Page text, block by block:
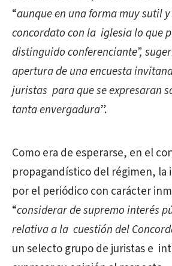
“aunque en una forma muy sutil
concordato con la iglesia lo que
distinguido conferenciante”,
apertura de una encuesta
juristas para que se expresaran
tanta envergadura”.
Como era de esperarse, en el
propagandístico del régimen, la
por el periódico con carácter
“considerar de supremo interés
relativa a la cuestión del
un selecto grupo de juristas e